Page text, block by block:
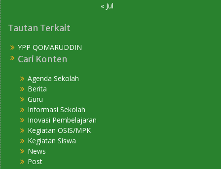
« Jul
Tautan Terkait
YPP QOMARUDDIN
Cari Konten
Agenda Sekolah
Berita
Guru
Informasi Sekolah
Inovasi Pembelajaran
Kegiatan OSIS/MPK
Kegiatan Siswa
News
Post